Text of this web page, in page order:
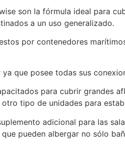
son la fórmula ideal para
a un uso generalizado.
por contenedores
que posee todas sus
para cubrir grandes
tipo de unidades para
adicional para las
pueden albergar no sólo